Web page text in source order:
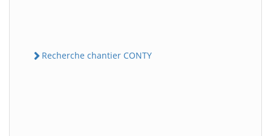
Recherche chantier CONTY